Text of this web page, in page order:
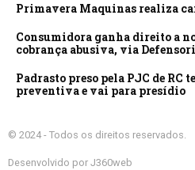
Primavera Maquinas realiza
Consumidora ganha direito a
cobrança abusiva, via
Padrasto preso pela PJC de RC
preventiva e vai para presídio
© 2024 - Todos os direitos reservados.
Desenvolvido por J360web